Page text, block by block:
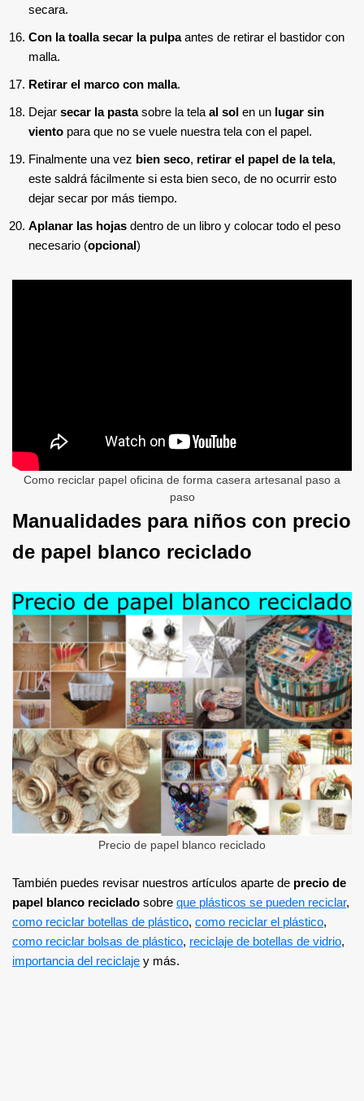
secara.
Con la toalla secar la pulpaantes de retirar el bastidor con
malla.
Retirar el marco con malla.
Dejar secar la pastasobre la tela al sol en un lugar sin
viento para que no se vuele nuestra tela con el papel.
Finalmente una vez bien seco, retirar el papel de la tela,
este saldrá fácilmente si esta bien seco, de no ocurrir esto
dejar secar por más tiempo.
Aplanar las hojas dentro de un libro y colocar todo el peso
necesario (opcional)
Como reciclar papel oficina de forma casera artesanal paso a
paso
Manualidades para niños con precio
de papel blanco reciclado
Precio de papel blanco reciclado
También puedes revisar nuestros artículos aparte de precio de
papel blanco reciclado sobre que plásticos se pueden reciclar,
como reciclar botellas de plástico, como reciclar el plástico,
como reciclar bolsas de plástico, reciclaje de botellas de vidrio,
importancia del reciclaje y más.